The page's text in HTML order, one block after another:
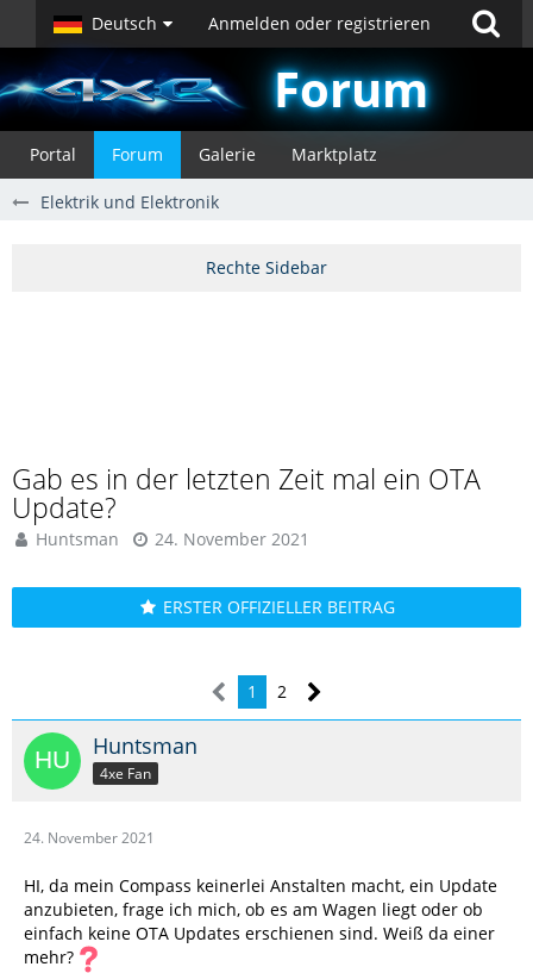
Deutsch Anmelden oder registrieren
Forum
Portal Forum Galerie Marktplatz
Elektrik und Elektronik
Gab es in der letzten Zeit mal ein OTA
Update?
Huntsman 24. November 2021
ERSTER OFFIZIELLER BEITRAG
1 2
Huntsman
4xe Fan
24. November 2021
HI, da mein Compass keinerlei Anstalten macht, ein Update
anzubieten, frage ich mich, ob es am Wagen liegt oder ob
einfach keine OTA Updates erschienen sind. Weiß da einer
mehr?